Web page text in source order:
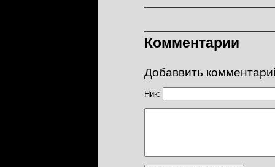
Комментарии
Добаввить
Ник: